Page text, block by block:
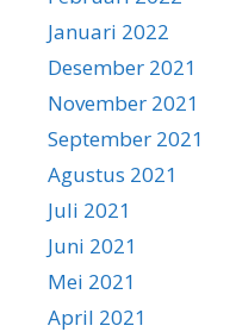
Januari 2022
Desember 2021
November 2021
September 2021
Agustus 2021
Juli 2021
Juni 2021
Mei 2021
April 2021